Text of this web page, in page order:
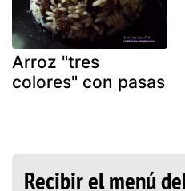
Arroz "tres
colores" con pasas
Recibir el menú